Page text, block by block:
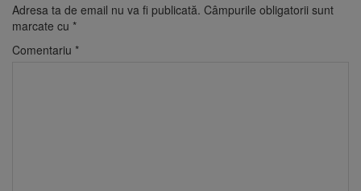
Adresa ta de email nu va fi publicată. Câmpurile obligatorii sunt
marcate cu *
Comentariu *